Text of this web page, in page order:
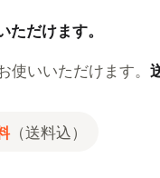
だけます。
いいただけます。
（送料込）